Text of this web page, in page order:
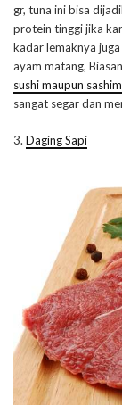
gr, tuna ini bisa
protein tinggi jika
kadar lemaknya
ayam matang,
sushi maupun
sangat segar dan
3. Daging Sapi